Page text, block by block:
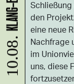
den
eine neue
Nachfrage
im
uns, diese
10.08.